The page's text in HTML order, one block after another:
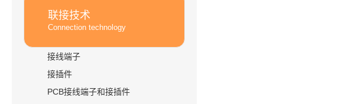
联接技术
Connection technology
接线端子
接插件
PCB接线端子和接插件